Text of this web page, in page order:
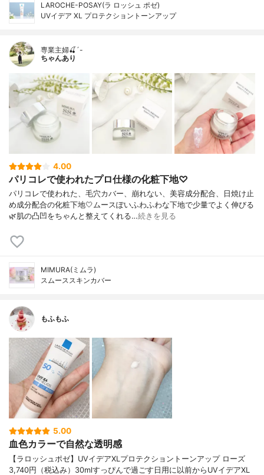
LAROCHE-POSAY(ラ ロッシュ ポゼ)
UVイデア XL プロテクショントーンアップ
専業主婦🍒´-
ちゃんあり
4.00
パリコレで使われたプロ仕様の化粧下地♡
パリコレで使われた、毛穴カバー、崩れない、美容成分配合、日焼け止
め成分配合の化粧下地🤍ムースぽいふわふわな下地で少量でよく伸びる
🌿肌の凸凹をちゃんと整えてくれる…続きを見る
MIMURA(ミムラ)
スムーススキンカバー
もふもふ
5.00
血色カラーで自然な透明感
【ラロッシュポゼ】UVイデアXLプロテクショントーンアップ ローズ
3,740円（税込み）30mlすっぴんで過ごす日用に以前からUVイデアXL